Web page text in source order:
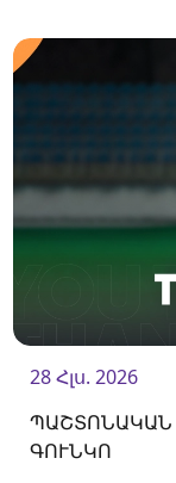
մեկնարկի
28 Հլս. 2026
ՊԱՇՏՈՆԱԿԱՆ
ԳՈՒՆԿՈ